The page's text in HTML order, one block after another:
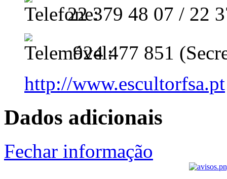
22 379 48 07 / 22
924 477 851
http://www.escultorfsa.pt
Dados adicionais
Fechar informação